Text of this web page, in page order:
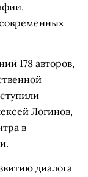
178 авторов,
Логинов,
в
диалога